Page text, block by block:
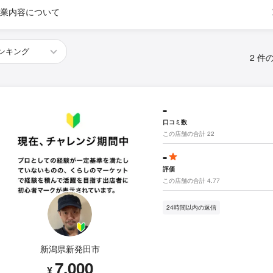
内容について
2 件
新潟県新発田市
7,000
-
口コミ数
この店舗の合計 22
-
評価
この店舗の合計 4.77
24時間以内の返信